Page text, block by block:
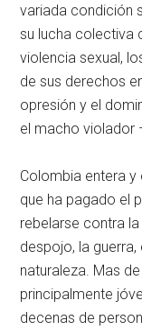
variada condición
su lucha colectiva
violencia sexual,
de sus derechos
opresión y el
el macho violador
Colombia entera
que ha pagado el
rebelarse contra
despojo, la
naturaleza. Mas
principalmente
decenas de